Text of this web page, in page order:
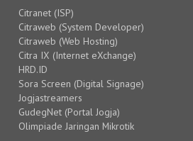
Citranet (ISP)
Citraweb (System Developer)
Citraweb (Web Hosting)
Citra IX (Internet eXchange)
HRD.ID
Sora Screen (Digital Signage)
Jogjastreamers
GudegNet (Portal Jogja)
Olimpiade Jaringan Mikrotik